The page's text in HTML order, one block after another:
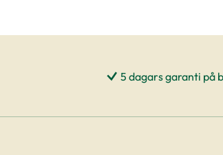
5 dagars garanti på